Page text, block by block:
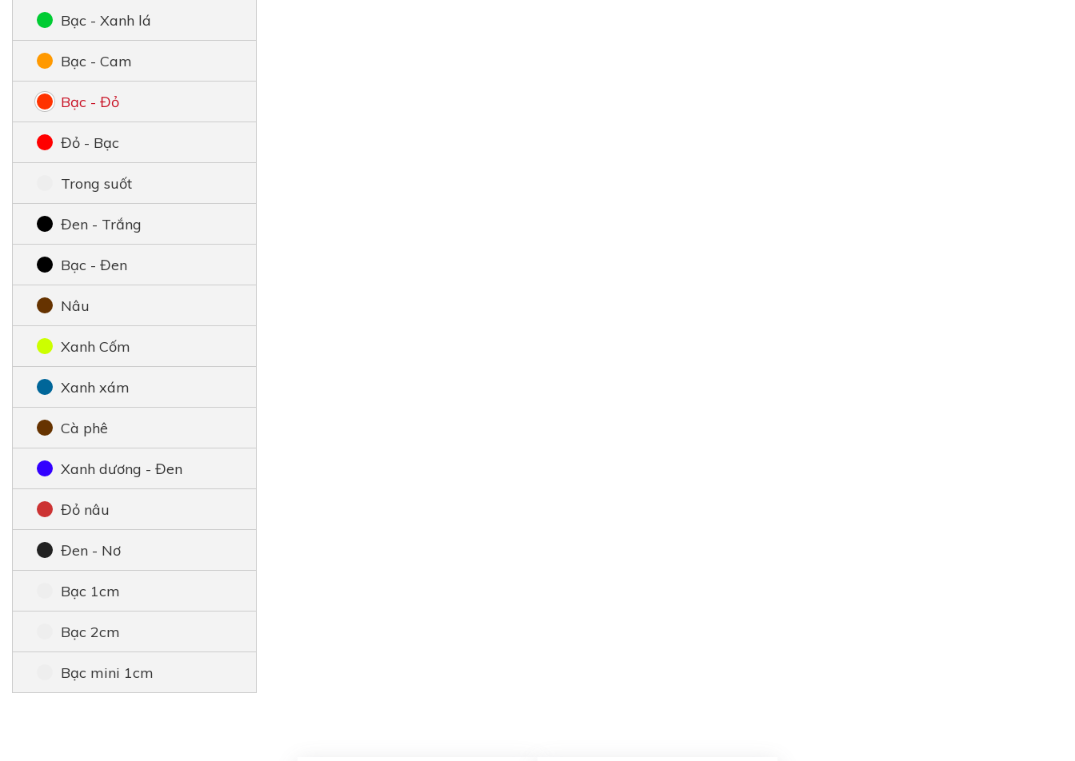
Bạc - Xanh lá
Bạc - Cam
Bạc - Đỏ
Đỏ - Bạc
Trong suốt
Đen - Trắng
Bạc - Đen
Nâu
Xanh Cốm
Xanh xám
Cà phê
Xanh dương - Đen
Đỏ nâu
Đen - Nơ
Bạc 1cm
Bạc 2cm
Bạc mini 1cm